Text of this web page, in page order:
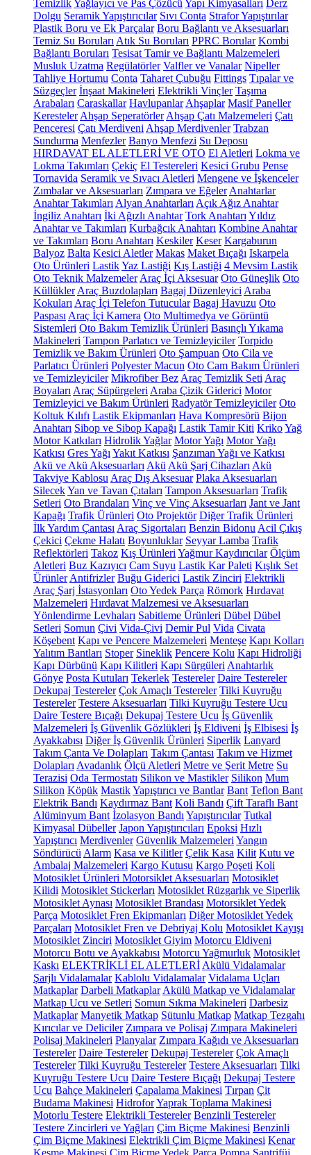
TemizlikYağlayıcı ve Pas Çözücü Yapı Kimyasalları Derz
Dolgu Seramik Yapıştırıcılar Sıvı Conta Strafor Yapıştırılar
Plastik Boru ve Ek Parçalar Boru Bağlantı ve Aksesuarları
Temiz Su Boruları Atık Su Boruları PPRC Borular Kombi
Bağlantı Boruları Tesisat Tamir ve Bağlantı Malzemeleri
Musluk Uzatma Regülatörler Valfler ve Vanalar Nipeller
Tahliye Hortumu Conta Taharet Çubuğu Fittings Tıpalar ve
Süzgeçler İnşaat Makineleri Elektrikli Vinçler Taşıma
Arabaları Caraskallar Havlupanlar Ahşaplar Masif Paneller
Keresteler Ahşap Seperatörler Ahşap Çatı Malzemeleri Çatı
Penceresi Çatı Merdiveni Ahşap Merdivenler Trabzan
Sundurma Menfezler Banyo Menfezi Su Deposu
HIRDAVAT EL ALETLERİ VE OTO El Aletleri Lokma ve
Lokma Takımları Çekiç El Testereleri Kesici Grubu Pense
Tornavida Seramik ve Sıvacı Aletleri Mengene ve İşkenceler
Zımbalar ve Aksesuarları Zımpara ve Eğeler Anahtarlar
Anahtar Takımları Alyan Anahtarları Açık Ağız Anahtar
İngiliz Anahtarı İki Ağızlı Anahtar Tork Anahtarı Yıldız
Anahtar ve Takımları Kurbağcık Anahtarı Kombine Anahtar
ve Takımları Boru Anahtarı Keskiler Keser Kargaburun
Balyoz Balta Kesici Aletler Makas Maket Bıçağı Iskarpela
Oto Ürünleri LastikYaz Lastiği Kış Lastiği 4 Mevsim Lastik
Oto Teknik Malzemeler Araç İçi Aksesuar Oto Güneşlik Oto
Küllükler Araç Buzdolapları Bagaj Düzenleyici Araba
Kokuları Araç İçi Telefon Tutucular Bagaj Havuzu Oto
Paspası Araç İçi Kamera Oto Multimedya ve Görüntü
Sistemleri Oto Bakım Temizlik Ürünleri Basınçlı Yıkama
Makineleri Tampon Parlatıcı ve Temizleyiciler Torpido
Temizlik ve Bakım Ürünleri Oto Şampuan Oto Cila ve
Parlatıcı Ürünleri Polyester Macun Oto Cam Bakım Ürünleri
ve Temizleyiciler Mikrofiber Bez Araç Temizlik Seti Araç
Boyaları Araç Süpürgeleri Araba Çizik Giderici Motor
Temizleyici ve Bakım Ürünleri Radyatör Temizleyiciler Oto
Koltuk Kılıfı Lastik Ekipmanları Hava Kompresörü Bijon
Anahtarı Sibop ve Sibop Kapağı Lastik Tamir Kiti KrikoYağ
Motor Katkıları Hidrolik Yağlar Motor Yağı Motor Yağı
Katkısı Gres Yağı Yakıt Katkısı Şanzıman Yağı ve Katkısı
Akü ve Akü Aksesuarları Akü Akü Şarj Cihazları Akü
Takviye Kablosu Araç Dış Aksesuar Plaka Aksesuarları
SilecekYan ve Tavan Çıtaları Tampon Aksesuarları Trafik
Setleri Oto Brandaları Vinç ve Vinç Aksesuarları Jant ve Jant
Kapağı Trafik Ürünleri Oto Projektör Diğer Trafik Ürünleri
İlk Yardım Çantası Araç Sigortaları Benzin Bidonu Acil Çıkış
Çekici Çekme Halatı Boyunluklar Seyyar Lamba Trafik
Reflektörleri Takoz Kış Ürünleri Yağmur Kaydırıcılar Ölçüm
Aletleri Buz Kazıyıcı Cam Suyu Lastik Kar Paleti Kışlık Set
Ürünler Antifrizler Buğu Giderici Lastik Zinciri Elektrikli
Araç Şarj İstasyonları Oto Yedek Parça Römork Hırdavat
Malzemeleri Hırdavat Malzemesi ve Aksesuarları
Yönlendirme Levhaları Sabitleme Ürünleri Dübel Dübel
Setleri Somun Çivi Vida-Çivi Demir Pul Vida Civata
Köşebent Kapı ve Pencere Malzemeleri Menteşe Kapı Kolları
Yalıtım Bantları Stoper Sineklik Pencere Kolu Kapı Hidroliği
Kapı Dürbünü Kapı Kilitleri Kapı Sürgüleri Anahtarlık
Gönye Posta Kutuları Tekerlek Testereler Daire Testereler
Dekupaj Testereler Çok Amaçlı Testereler Tilki Kuyruğu
Testereler Testere Aksesuarları Tilki Kuyruğu Testere Ucu
Daire Testere Bıçağı Dekupaj Testere Ucu İş Güvenlik
Malzemeleri İş Güvenlik Gözlükleri İş Eldiveni İş Elbisesi İş
Ayakkabısı Diğer İş Güvenlik Ürünleri Siperlik Lanyard
Takım Çanta Ve Dolapları Takım Çantası Takım ve Hizmet
Dolapları Avadanlık Ölçü Aletleri Metre ve Şerit Metre Su
Terazisi Oda Termostatı Silikon ve Mastikler Silikon Mum
Silikon Köpük MastikYapıştırıcı ve Bantlar Bant Teflon Bant
Elektrik Bandı Kaydırmaz Bant Koli Bandı Çift Taraflı Bant
Alüminyum Bant İzolasyon Bandı Yapıştırıcılar Tutkal
Kimyasal Dübeller Japon Yapıştırıcıları Epoksi Hızlı
Yapıştırıcı Merdivenler Güvenlik Malzemeleri Yangın
Söndürücü Alarm Kasa ve Kilitler Çelik Kasa Kilit Kutu ve
Ambalaj Malzemeleri Kargo Kutusu Kargo Poşeti Koli
Motosiklet Ürünleri Motorsiklet Aksesuarları Motosiklet
Kilidi Motosiklet Stickerları Motosiklet Rüzgarlık ve Siperlik
Motosiklet Aynası Motosiklet Brandası Motorsiklet Yedek
Parça Motosiklet Fren Ekipmanları Diğer Motosiklet Yedek
Parçaları Motosiklet Fren ve Debriyaj Kolu Motosiklet Kayışı
Motosiklet Zinciri Motosiklet Giyim Motorcu Eldiveni
Motorcu Botu ve Ayakkabısı Motorcu Yağmurluk Motosiklet
Kaskı ELEKTRİKLİ EL ALETLERİ Akülü Vidalamalar
Şarjlı Vidalamalar Kablolu Vidalamalar Vidalama Uçları
Matkaplar Darbeli Matkaplar Akülü Matkap ve Vidalamalar
Matkap Ucu ve Setleri Somun Sıkma Makineleri Darbesiz
Matkaplar Manyetik Matkap Sütunlu Matkap Matkap Tezgahı
Kırıcılar ve Deliciler Zımpara ve Polisaj Zımpara Makineleri
Polisaj Makineleri Planyalar Zımpara Kağıdı ve Aksesuarları
Testereler Daire Testereler Dekupaj Testereler Çok Amaçlı
Testereler Tilki Kuyruğu Testereler Testere Aksesuarları Tilki
Kuyruğu Testere Ucu Daire Testere Bıçağı Dekupaj Testere
Ucu Bahçe Makineleri Çapalama Makinesi Tırpan Çit
Budama Makinesi HidroforYaprak Toplama Makinesi
Motorlu Testere Elektrikli Testereler Benzinli Testereler
Testere Zincirleri ve Yağları Çim Biçme Makinesi Benzinli
Çim Biçme Makinesi Elektrikli Çim Biçme Makinesi Kenar
Kesme Makinesi Çim Biçme Yedek Parça Pompa Santrifüj